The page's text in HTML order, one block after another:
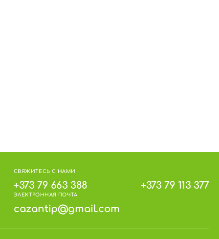
СВЯЖИТЕСЬ С НАМИ
+373 79 663 388 +373 79 113 377
ЭЛЕКТРОННАЯ ПОЧТА
cazantip@gmail.com